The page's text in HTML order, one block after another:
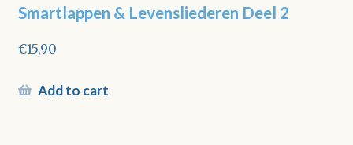
Smartlappen & Levensliederen Deel 2
€15,90
Add to cart